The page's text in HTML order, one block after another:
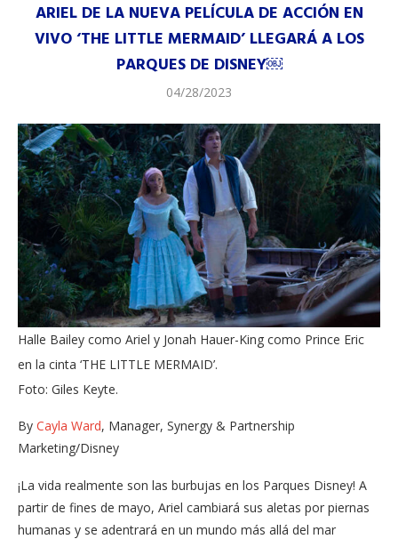
ARIEL DE LA NUEVA PELÍCULA DE ACCIÓN EN
VIVO ‘THE LITTLE MERMAID’ LLEGARÁ A LOS
PARQUES DE DISNEY￼
04/28/2023
Halle Bailey como Ariel y Jonah Hauer-King como Prince Eric
en la cinta ‘THE LITTLE MERMAID’.
Foto: Giles Keyte.
By Cayla Ward, Manager, Synergy & Partnership
Marketing/Disney
¡La vida realmente son las burbujas en los Parques Disney! A
partir de fines de mayo, Ariel cambiará sus aletas por piernas
humanas y se adentrará en un mundo más allá del mar